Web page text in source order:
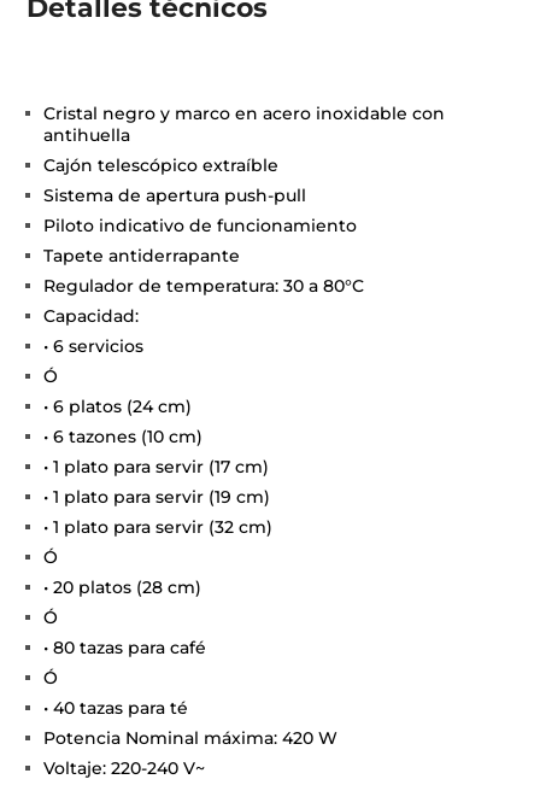
Detalles técnicos
Cristal negro y marco en acero inoxidable con
antihuella
Cajón telescópico extraíble
Sistema de apertura push-pull
Piloto indicativo de funcionamiento
Tapete antiderrapante
Regulador de temperatura: 30 a 80°C
Capacidad:
• 6 servicios
Ó
• 6 platos (24 cm)
• 6 tazones (10 cm)
• 1 plato para servir (17 cm)
• 1 plato para servir (19 cm)
• 1 plato para servir (32 cm)
Ó
• 20 platos (28 cm)
Ó
• 80 tazas para café
Ó
• 40 tazas para té
Potencia Nominal máxima: 420 W
Voltaje: 220-240 V~